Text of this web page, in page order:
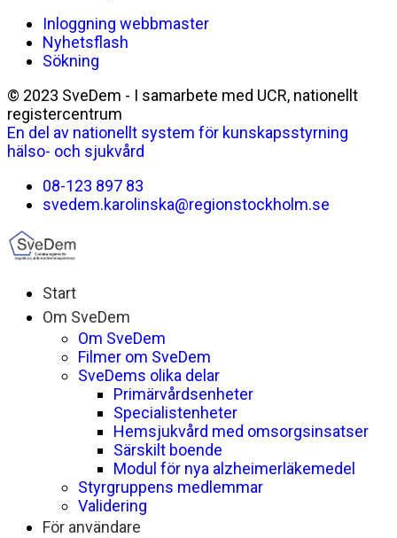
Inloggning webbmaster
Nyhetsflash
Sökning
© 2023 SveDem - I samarbete med UCR, nationellt
registercentrum
En del av nationellt system för kunskapsstyrning
hälso- och sjukvård
08-123 897 83
svedem.karolinska@regionstockholm.se
Start
Om SveDem
Om SveDem
Filmer om SveDem
SveDems olika delar
Primärvårdsenheter
Specialistenheter
Hemsjukvård med omsorgsinsatser
Särskilt boende
Modul för nya alzheimerläkemedel
Styrgruppens medlemmar
Validering
För användare